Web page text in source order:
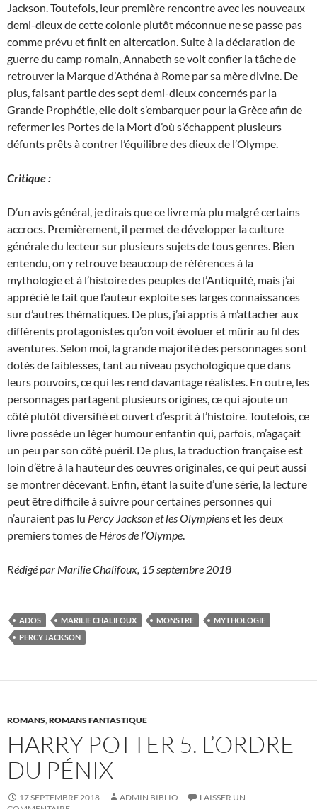
Jackson. Toutefois, leur première rencontre avec les nouveaux
demi-dieux de cette colonie plutôt méconnue ne se passe pas
comme prévu et finit en altercation. Suite à la déclaration de
guerre du camp romain, Annabeth se voit confier la tâche de
retrouver la Marque d’Athéna à Rome par sa mère divine. De
plus, faisant partie des sept demi-dieux concernés par la
Grande Prophétie, elle doit s’embarquer pour la Grèce afin de
refermer les Portes de la Mort d’où s’échappent plusieurs
défunts prêts à contrer l’équilibre des dieux de l’Olympe.
Critique :
D’un avis général, je dirais que ce livre m’a plu malgré certains
accrocs. Premièrement, il permet de développer la culture
générale du lecteur sur plusieurs sujets de tous genres. Bien
entendu, on y retrouve beaucoup de références à la
mythologie et à l’histoire des peuples de l’Antiquité, mais j’ai
apprécié le fait que l’auteur exploite ses larges connaissances
sur d’autres thématiques. De plus, j’ai appris à m’attacher aux
différents protagonistes qu’on voit évoluer et mûrir au fil des
aventures. Selon moi, la grande majorité des personnages sont
dotés de faiblesses, tant au niveau psychologique que dans
leurs pouvoirs, ce qui les rend davantage réalistes. En outre, les
personnages partagent plusieurs origines, ce qui ajoute un
côté plutôt diversifié et ouvert d’esprit à l’histoire. Toutefois, ce
livre possède un léger humour enfantin qui, parfois, m’agaçait
un peu par son côté puéril. De plus, la traduction française est
loin d’être à la hauteur des œuvres originales, ce qui peut aussi
se montrer décevant. Enfin, étant la suite d’une série, la lecture
peut être difficile à suivre pour certaines personnes qui
n’auraient pas lu Percy Jacksonet lesOlympienset les deux
premiers tomes de Hérosde l’Olympe.
Rédigé par Marilie Chalifoux, 15 septembre 2018
ADOS MARILIE CHALIFOUX MONSTRE
MYTHOLOGIE
PERCY JACKSON
ROMANS,ROMANS FANTASTIQUE
HARRY POTTER 5. L’ORDRE
DU PÉNIX
17 SEPTEMBRE 2018 ADMIN BIBLIO
LAISSER UN